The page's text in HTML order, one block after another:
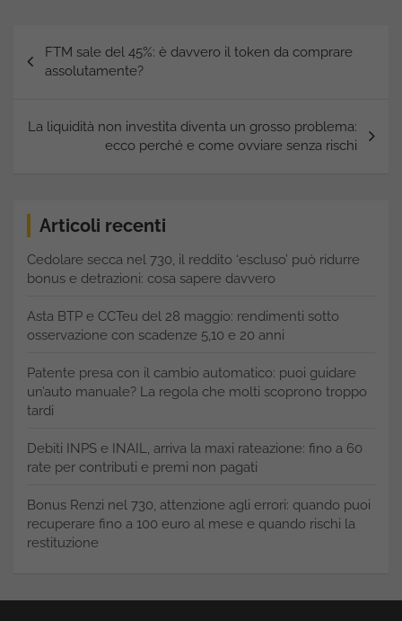
articoli
FTM sale del 45%: è davvero il token da comprare
assolutamente?
La liquidità non investita diventa un grosso problema:
ecco perché e come ovviare senza rischi
Articoli recenti
Cedolare secca nel 730, il reddito ‘escluso’ può ridurre
bonus e detrazioni: cosa sapere davvero
Asta BTP e CCTeu del 28 maggio: rendimenti sotto
osservazione con scadenze 5,10 e 20 anni
Patente presa con il cambio automatico: puoi guidare
un’auto manuale? La regola che molti scoprono troppo
tardi
Debiti INPS e INAIL, arriva la maxi rateazione: fino a 60
rate per contributi e premi non pagati
Bonus Renzi nel 730, attenzione agli errori: quando puoi
recuperare fino a 100 euro al mese e quando rischi la
restituzione